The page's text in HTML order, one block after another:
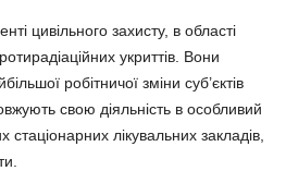
цивільного захисту, в області
укриттів. Вони
робітничої зміни суб’єктів
свою діяльність в особливий
стаціонарних лікувальних закладів,